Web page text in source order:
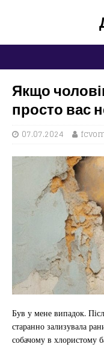
Якщо
просто вас
07.07.2024
Був у мене випадок.
старанно зализувала
собачому в хлористому